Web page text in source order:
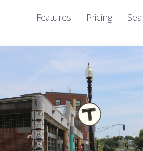
Features Pricing